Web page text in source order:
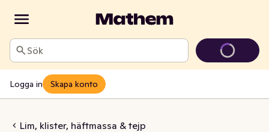
Sök
Logga in Skapa konto
Lim, klister, häftmassa & tejp
Hållare